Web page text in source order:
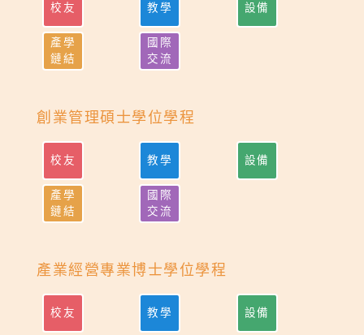
校友 教學 設備
產學
鏈結
國際
交流
創業管理碩士學位學程
校友 教學 設備
產學
鏈結
國際
交流
產業經營專業博士學位學程
校友 教學 設備